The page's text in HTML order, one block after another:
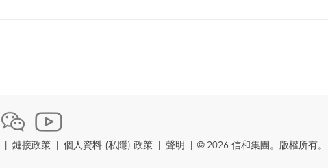
| 鏈接政策 | 個人資料 (私隱) 政策 | 聲明 | © 2026 信和集團。版權所有。